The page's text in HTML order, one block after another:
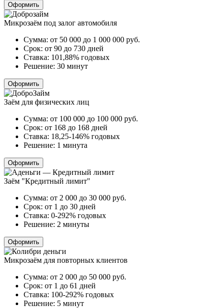
Оформить
Микрозаём под залог автомобиля
Сумма: от 50 000 до 1 000 000 руб.
Срок: от 90 до 730 дней
Ставка: 101,88% годовых
Решение: 30 минут
Оформить
Заём для физических лиц
Сумма: от 100 000 до 100 000 руб.
Срок: от 168 до 168 дней
Ставка: 18,25-146% годовых
Решение: 1 минута
Оформить
Заём "Кредитный лимит"
Сумма: от 2 000 до 30 000 руб.
Срок: от 1 до 30 дней
Ставка: 0-292% годовых
Решение: 2 минуты
Оформить
Микрозаём для повторных клиентов
Сумма: от 2 000 до 50 000 руб.
Срок: от 1 до 61 дней
Ставка: 100-292% годовых
Решение: 5 минут